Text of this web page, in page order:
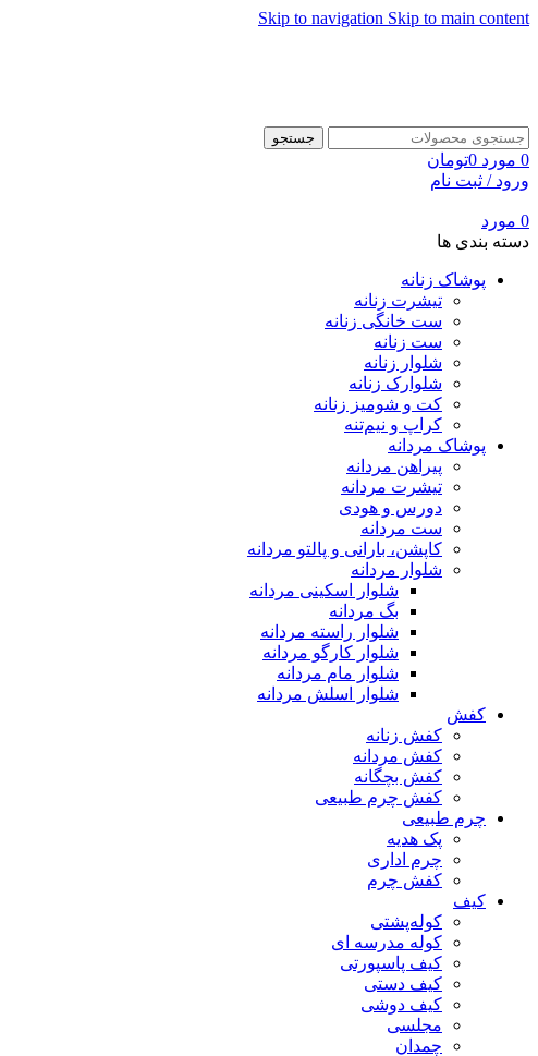
Skip to navigation Skip to main content
جستجو
0 مورد 0تومان
ورود / ثبت نام
0 مورد
دسته بندی ها
پوشاک زنانه
تیشرت زنانه
ست خانگی زنانه
ست زنانه
شلوار زنانه
شلوارک زنانه
کت و شومیز زنانه
کراپ و نیم‌تنه
پوشاک مردانه
پیراهن مردانه
تیشرت مردانه
دورس و هودی
ست مردانه
کاپشن، بارانی و پالتو مردانه
شلوار مردانه
شلوار اسکینی مردانه
بگ مردانه
شلوار راسته مردانه
شلوار کارگو مردانه
شلوار مام مردانه
شلوار اسلش مردانه
کفش
کفش زنانه
کفش مردانه
کفش بچگانه
کفش چرم طبیعی
چرم طبیعی
پک هدیه
چرم اداری
کفش چرم
کیف
کوله‌پشتی
کوله مدرسه ای
کیف پاسپورتی
کیف دستی
کیف دوشی
مجلسی
چمدان